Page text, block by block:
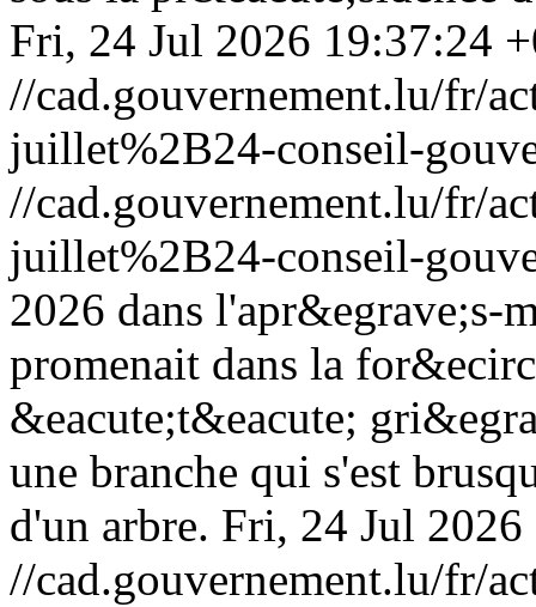
Fri, 24 Jul 2026 19:37:24
//cad.gouvernement.lu/fr/
juillet%2B24-conseil-
//cad.gouvernement.lu/fr/
juillet%2B24-conseil-
2026 dans l'apr&egrave;s-
promenait dans la
&eacute;t&eacute;
une branche qui s'est
d'un arbre. Fri, 24 Jul
//cad.gouvernement.lu/fr/